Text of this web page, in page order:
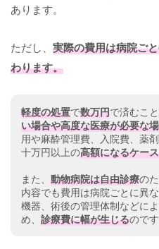
あります。
ただし、 実際の費用は病院ご
わります。
軽度の処置で数万円で済むこ
い場合や高度な医療が必要な
用や麻酔管理費、入院費、薬
十万円以上の高額になるケー
また、 動物病院は自由診療の
内容でも費用は病院ごとに異
機器、術後の管理体制などに
め、 診療費に幅が生じるのです